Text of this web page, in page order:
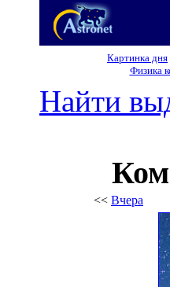
Картинка дня
Физика
Найти
<< Вчера